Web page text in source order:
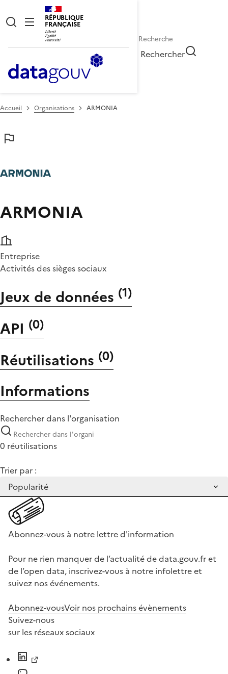
RÉPUBLIQUE
FRANÇAISE
Rechercher
Accueil Organisations ARMONIA
ARMONIA
Entreprise
Activités des sièges sociaux
Jeux de données (1)
API (0)
Réutilisations (0)
Informations
Rechercher dans l'organisation
0 réutilisations
Trier par :
Abonnez-vous à notre lettre d'information
Pour ne rien manquer de l’actualité de data.gouv.fr et
de l’open data, inscrivez-vous à notre infolettre et
suivez nos événements.
Abonnez-vousVoir nos prochains évènements
Suivez-nous
sur les réseaux sociaux